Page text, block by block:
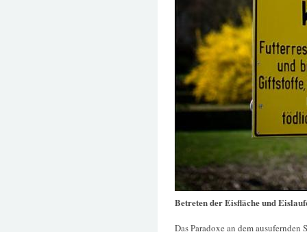
Betreten der Eisfläche und
Das Paradoxe an dem